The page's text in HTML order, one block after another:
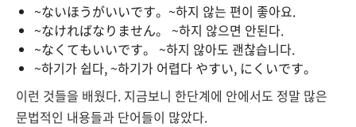
~ないほうがいいです。~하지 않는 편이 좋아요.
~なければなりません。 ~하지 않으면 안된다.
~なくてもいいです。 ~하지 않아도 괜찮습니다.
~하기가 쉽다, ~하기가 어렵다 やすい, にくいです。
이런 것들을 배웠다. 지금보니 한단계에 안에서도 정말 많은
문법적인 내용들과 단어들이 많았다.